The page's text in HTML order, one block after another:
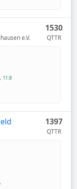
e.V.
1530
QTTR
, 11:8
1397
QTTR